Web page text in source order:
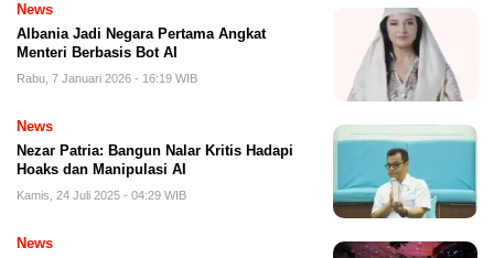
News
Albania Jadi Negara Pertama Angkat
Menteri Berbasis Bot AI
Rabu, 7 Januari 2026 - 16:19 WIB
News
Nezar Patria: Bangun Nalar Kritis Hadapi
Hoaks dan Manipulasi AI
Kamis, 24 Juli 2025 - 04:29 WIB
News